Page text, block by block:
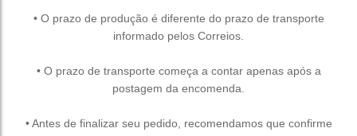
• O prazo de produção é diferente do prazo de transporte
informado pelos Correios.
• O prazo de transporte começa a contar apenas após a
postagem da encomenda.
• Antes de finalizar seu pedido, recomendamos que confirme